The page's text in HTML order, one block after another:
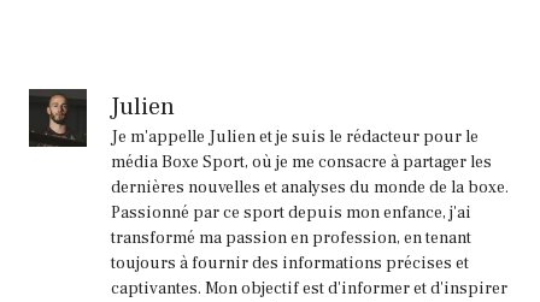
Julien
Je m'appelle Julien et je suis le rédacteur pour le
média Boxe Sport, où je me consacre à partager les
dernières nouvelles et analyses du monde de la boxe.
Passionné par ce sport depuis mon enfance, j'ai
transformé ma passion en profession, en tenant
toujours à fournir des informations précises et
captivantes. Mon objectif est d'informer et d'inspirer